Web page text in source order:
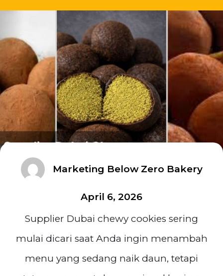
Marketing Below Zero Bakery
April 6, 2026
Supplier Dubai chewy cookies sering
mulai dicari saat Anda ingin menambah
menu yang sedang naik daun, tetapi